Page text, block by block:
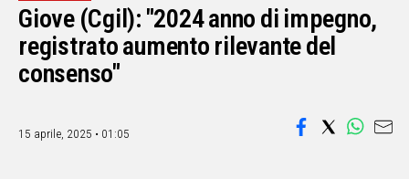
SASSARI
NUORO
ORISTANO
SULCIS
OGLIASTRA
Giove (Cgil): "2024 anno di impegno,
registrato aumento rilevante del
consenso"
15 aprile, 2025 • 01:05